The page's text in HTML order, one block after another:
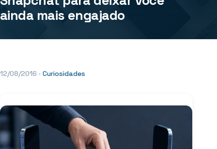
ainda mais engajado
12/08/2016 · Curiosidades